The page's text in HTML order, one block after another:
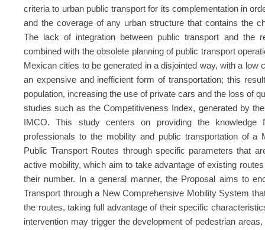
criteria to urban public transport for its complementation in
and the coverage of any urban structure that contains the
The lack of integration between public transport and the
combined with the obsolete planning of public transport
Mexican cities to be generated in a disjointed way, with a low
an expensive and inefficient form of transportation; this
population, increasing the use of private cars and the loss of
studies such as the Competitiveness Index, generated by
IMCO. This study centers on providing the knowledge
professionals to the mobility and public transportation of a
Public Transport Routes through specific parameters that
active mobility, which aim to take advantage of existing
their number. In a general manner, the Proposal aims to
Transport through a New Comprehensive Mobility System
the routes, taking full advantage of their specific
intervention may trigger the development of pedestrian